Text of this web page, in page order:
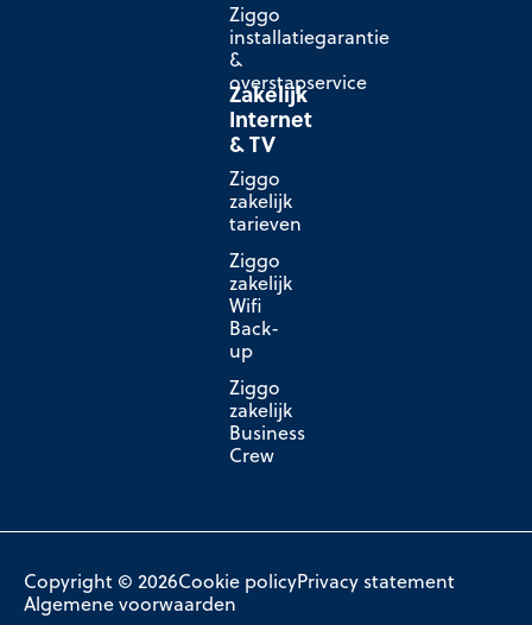
Ziggo
installatiegarantie
&
overstapservice
Zakelijk
Internet
& TV
Ziggo
zakelijk
tarieven
Ziggo
zakelijk
Wifi
Back-
up
Ziggo
zakelijk
Business
Crew
Copyright © 2026Cookie policyPrivacy statement
Algemene voorwaarden